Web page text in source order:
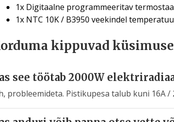
1x Digitaalne programmeeritav
1x NTC 10K / B3950 veekindel
kippuvad
see töötab 2000W
probleemideta. Pistikupesa talub kuni 16A